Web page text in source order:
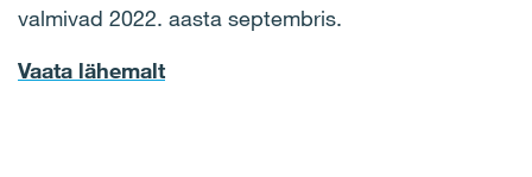
valmivad 2022. aasta septembris.
Vaata lähemalt